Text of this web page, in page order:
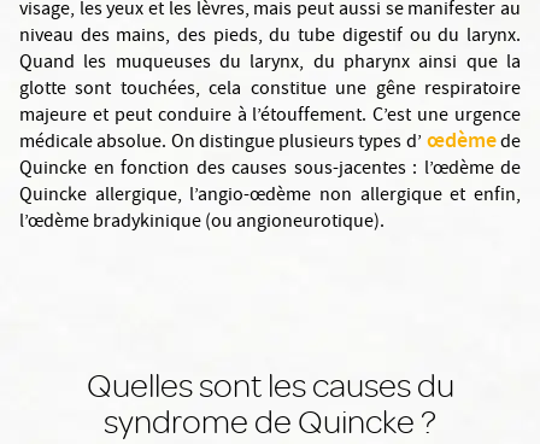
visage, les yeux et les lèvres, mais peut aussi se manifester au
niveau des mains, des pieds, du tube digestif ou du larynx.
Quand les muqueuses du larynx, du pharynx ainsi que la
glotte sont touchées, cela constitue une gêne respiratoire
majeure et peut conduire à l’étouffement. C’est une urgence
médicale absolue. On distingue plusieurs types d’ œdèmede
Quincke en fonction des causes sous-jacentes : l’œdème de
Quincke allergique, l’angio-œdème non allergique et enfin,
l’œdème bradykinique (ou angioneurotique).
Quelles sont les causes du
syndrome de Quincke ?